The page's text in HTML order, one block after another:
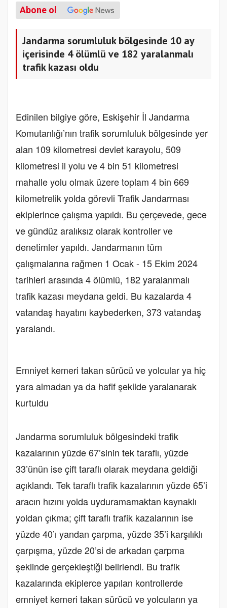
Abone ol
Jandarma sorumluluk bölgesinde 10 ay
içerisinde 4 ölümlü ve 182 yaralanmalı
trafik kazası oldu
Edinilen bilgiye göre, Eskişehir İl Jandarma
Komutanlığı’nın trafik sorumluluk bölgesinde yer
alan 109 kilometresi devlet karayolu, 509
kilometresi il yolu ve 4 bin 51 kilometresi
mahalle yolu olmak üzere toplam 4 bin 669
kilometrelik yolda görevli Trafik Jandarması
ekiplerince çalışma yapıldı. Bu çerçevede, gece
ve gündüz aralıksız olarak kontroller ve
denetimler yapıldı. Jandarmanın tüm
çalışmalarına rağmen 1 Ocak - 15 Ekim 2024
tarihleri arasında 4 ölümlü, 182 yaralanmalı
trafik kazası meydana geldi. Bu kazalarda 4
vatandaş hayatını kaybederken, 373 vatandaş
yaralandı.
Emniyet kemeri takan sürücü ve yolcular ya hiç
yara almadan ya da hafif şekilde yaralanarak
kurtuldu
Jandarma sorumluluk bölgesindeki trafik
kazalarının yüzde 67’sinin tek taraflı, yüzde
33’ünün ise çift taraflı olarak meydana geldiği
açıklandı. Tek taraflı trafik kazalarının yüzde 65’i
aracın hızını yolda uyduramamaktan kaynaklı
yoldan çıkma; çift taraflı trafik kazalarının ise
yüzde 40’ı yandan çarpma, yüzde 35’i karşılıklı
çarpışma, yüzde 20’si de arkadan çarpma
şeklinde gerçekleştiği belirlendi. Bu trafik
kazalarında ekiplerce yapılan kontrollerde
emniyet kemeri takan sürücü ve yolcuların ya